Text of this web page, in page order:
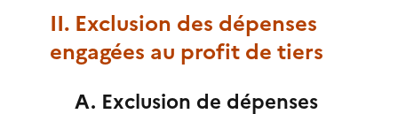
II. Exclusion des dépenses
engagées au profit de tiers
A. Exclusion de dépenses